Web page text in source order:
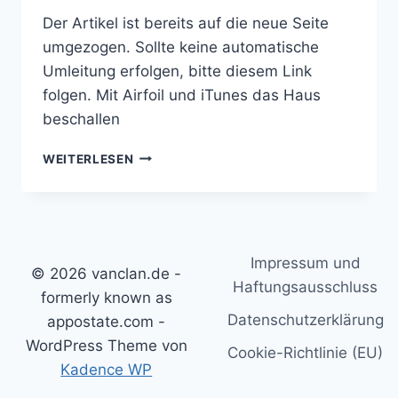
Der Artikel ist bereits auf die neue Seite
umgezogen. Sollte keine automatische
Umleitung erfolgen, bitte diesem Link
folgen. Mit Airfoil und iTunes das Haus
beschallen
WEITERLESEN MIT
BESCHALLEN
© 2026 vanclan.de -
formerly known as
appostate.com -
WordPress Theme von
Kadence WP
Impressum und
Haftungsausschluss
Datenschutzerklärung
Cookie-Richtlinie (EU)